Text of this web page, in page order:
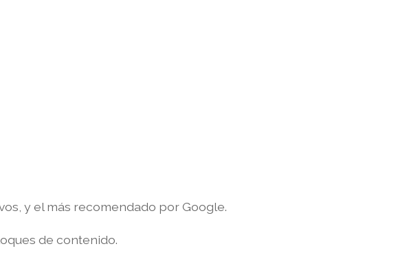
y el más recomendado por Google.
de contenido.